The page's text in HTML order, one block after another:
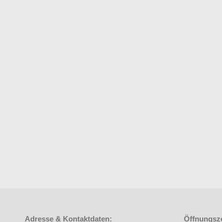
Adresse & Kontaktdaten: